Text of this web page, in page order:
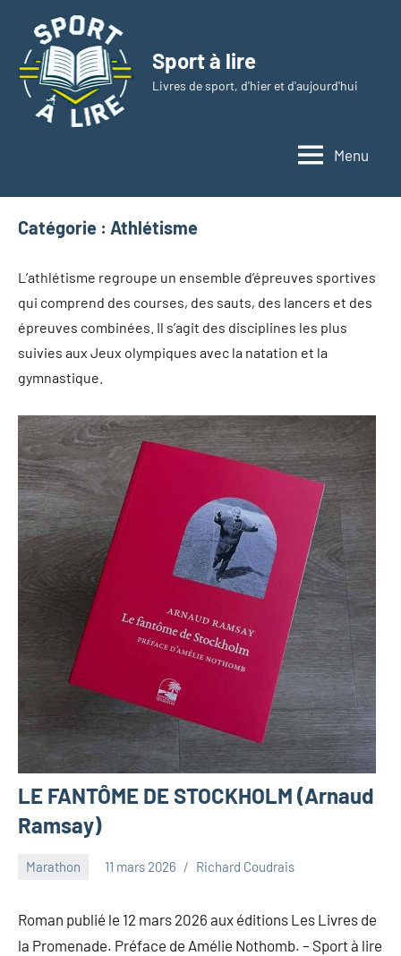
contenu
Sport à lire
Livres de sport, d'hier et d'aujourd'hui
Menu
Catégorie : Athlétisme
L’athlétisme regroupe un ensemble d’épreuves sportives
qui comprend des courses, des sauts, des lancers et des
épreuves combinées. Il s’agit des disciplines les plus
suivies aux Jeux olympiques avec la natation et la
gymnastique.
LE FANTÔME DE STOCKHOLM (Arnaud
Ramsay)
Marathon 11 mars 2026 Richard Coudrais
Roman publié le 12 mars 2026 aux éditions Les Livres de
la Promenade. Préface de Amélie Nothomb. – Sport à lire